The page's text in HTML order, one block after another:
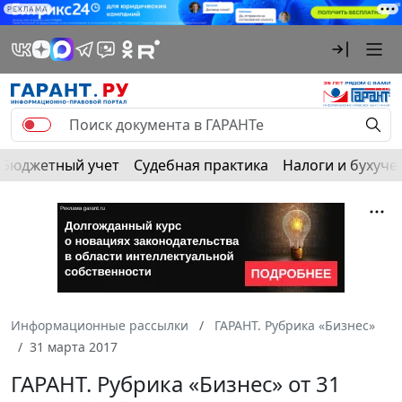
РЕКЛАМА
Бюджетный учет Судебная практика Налоги и
Информационные рассылки
ГАРАНТ. Рубрика «Бизнес»
31 марта 2017
ГАРАНТ. Рубрика «Бизнес» от 31